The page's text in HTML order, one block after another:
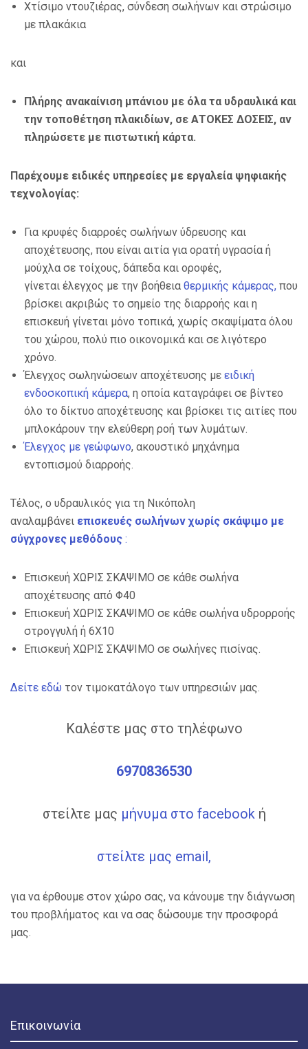
Χτίσιμο ντουζιέρας, σύνδεση σωλήνων και στρώσιμο
με πλακάκια
και
Πλήρης ανακαίνιση μπάνιου με όλα τα υδραυλικά και
την τοποθέτηση πλακιδίων, σε ΑΤΟΚΕΣ ΔΟΣΕΙΣ, αν
πληρώσετε με πιστωτική κάρτα.
Παρέχουμε ειδικές υπηρεσίες με εργαλεία ψηφιακής
τεχνολογίας:
Για κρυφές διαρροές σωλήνων ύδρευσης και
αποχέτευσης, που είναι αιτία για ορατή υγρασία ή
μούχλα σε τοίχους, δάπεδα και οροφές,
γίνεται έλεγχος με την βοήθεια θερμικής κάμερας, που
βρίσκει ακριβώς το σημείο της διαρροής και η
επισκευή γίνεται μόνο τοπικά, χωρίς σκαψίματα όλου
του χώρου, πολύ πιο οικονομικά και σε λιγότερο
χρόνο.
Έλεγχος σωληνώσεων αποχέτευσης με ειδική
ενδοσκοπική κάμερα, η οποία καταγράφει σε βίντεο
όλο το δίκτυο αποχέτευσης και βρίσκει τις αιτίες που
μπλοκάρουν την ελεύθερη ροή των λυμάτων.
Έλεγχος με γεώφωνο, ακουστικό μηχάνημα
εντοπισμού διαρροής.
Τέλος, ο υδραυλικός για τη Νικόπολη
αναλαμβάνει επισκευές σωλήνων χωρίς σκάψιμο με
σύγχρονες μεθόδους :
Επισκευή ΧΩΡΙΣ ΣΚΑΨΙΜΟ σε κάθε σωλήνα
αποχέτευσης από Φ40
Επισκευή ΧΩΡΙΣ ΣΚΑΨΙΜΟ σε κάθε σωλήνα υδρορροής
στρογγυλή ή 6Χ10
Επισκευή ΧΩΡΙΣ ΣΚΑΨΙΜΟ σε σωλήνες πισίνας.
Δείτε εδώ τον τιμοκατάλογο των υπηρεσιών μας.
Καλέστε μας στο τηλέφωνο
6970836530
στείλτε μας μήνυμα στο facebook ή
στείλτε μας email,
για να έρθουμε στον χώρο σας, να κάνουμε την διάγνωση
του προβλήματος και να σας δώσουμε την προσφορά
μας.
Επικοινωνία